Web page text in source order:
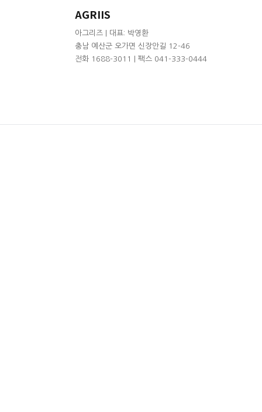
AGRIIS
아그리즈 | 대표: 박영환
충남 예산군 오가면 신장안길 12-46
전화 1688-3011 | 팩스 041-333-0444